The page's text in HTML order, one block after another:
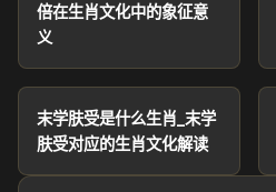
倍在生肖文化中的象征意
义
末学肤受是什么生肖_末学
肤受对应的生肖文化解读